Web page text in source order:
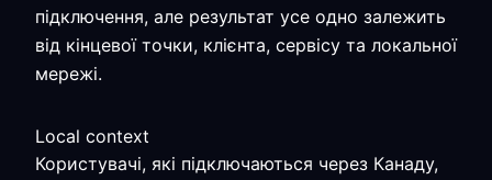
підключення, але результат усе одно залежить
від кінцевої точки, клієнта, сервісу та локальної
мережі.
Local context
Користувачі, які підключаються через Канаду,